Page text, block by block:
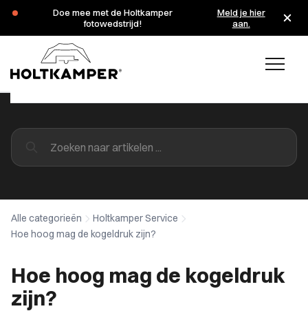
Doe mee met de Holtkamper
fotowedstrijd!
Meld je hier
aan.
Alle categorieën
Holtkamper Service
Hoe hoog mag de kogeldruk zijn?
Hoe hoog mag de kogeldruk
zijn?